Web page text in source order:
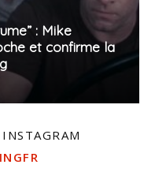
: Mike
et confirme la